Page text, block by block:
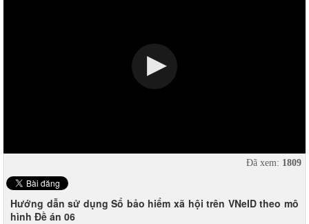
Đã xem: 1809
Hướng dẫn sử dụng Sổ bảo hiểm xã hội trên VNeID theo mô
hình Đề án 06